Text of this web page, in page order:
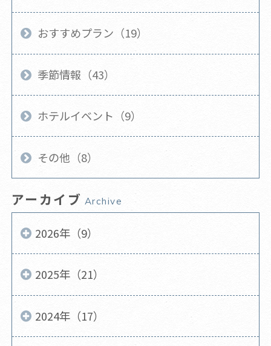
おすすめプラン（19）
季節情報（43）
ホテルイベント（9）
その他（8）
アーカイブ Archive
2026年（9）
2025年（21）
2024年（17）